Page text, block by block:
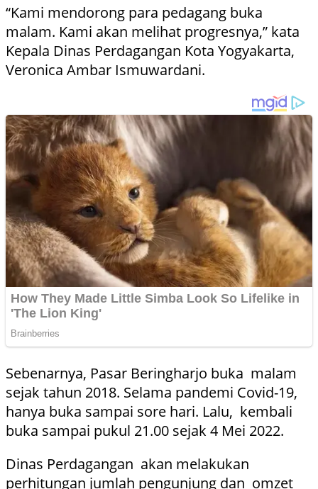
“Kami mendorong para pedagang buka
malam. Kami akan melihat progresnya,” kata
Kepala Dinas Perdagangan Kota Yogyakarta,
Veronica Ambar Ismuwardani.
Sebenarnya, Pasar Beringharjo buka malam
sejak tahun 2018. Selama pandemi Covid-19,
hanya buka sampai sore hari. Lalu, kembali
buka sampai pukul 21.00 sejak 4 Mei 2022.
Dinas Perdagangan akan melakukan
perhitungan jumlah pengunjung dan omzet